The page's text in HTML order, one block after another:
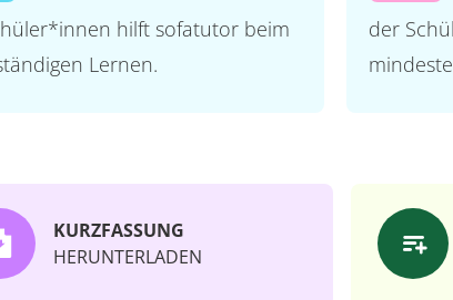
hilft sofatutor beim
Lernen.
der
KURZFASSUNG
HERUNTERLADEN